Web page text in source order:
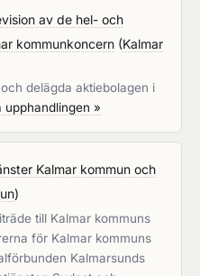
av de hel- och
kommunkoncern (Kalmar
delägda aktiebolagen i
upphandlingen »
Kalmar kommun och
)
till Kalmar kommuns
för Kalmar kommuns
Kalmarsunds